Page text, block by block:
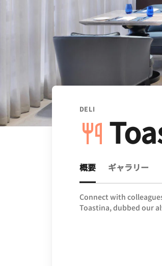
DELI
概要 ギャラリー
Connect with
Toastina, dubbed our